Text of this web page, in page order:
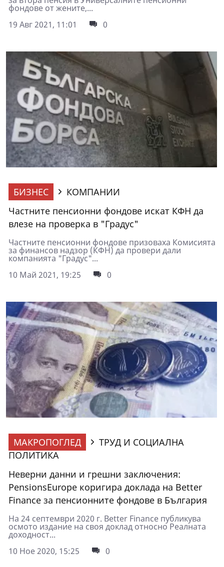
фондове от жените,...
19 Авг 2021, 11:01
0
БИЗНЕС
КОМПАНИИ
Частните пенсионни фондове искат КФН да
влезе на проверка в "Градус"
Частните пенсионни фондове призоваха Комисията
за финансов надзор (КФН) да провери дали
компанията "Градус"...
10 Май 2021, 19:25
0
МАКРОПОГЛЕД
ТРУД И СОЦИАЛНА
ПОЛИТИКА
Неверни данни и грешни заключения:
PensionsEurope коригира доклада на Better
Finance за пенсионните фондове в България
На 24 септември 2020 г. Better Finance публикува
осмото издание на своя доклад относно Реалната
доходност...
10 Ное 2020, 15:25
0